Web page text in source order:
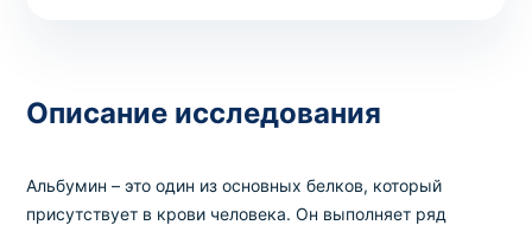
Описание исследования
Альбумин – это один из основных белков, который
присутствует в крови человека. Он выполняет ряд
Выбрать клинику